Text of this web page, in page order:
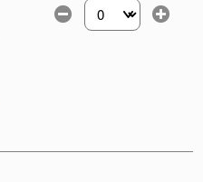
Selecciona la